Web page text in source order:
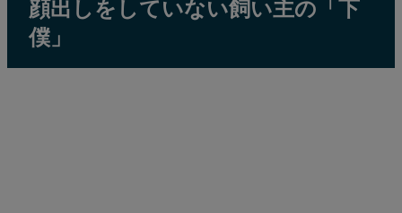
顔出しをしていない飼い主の「下
僕」